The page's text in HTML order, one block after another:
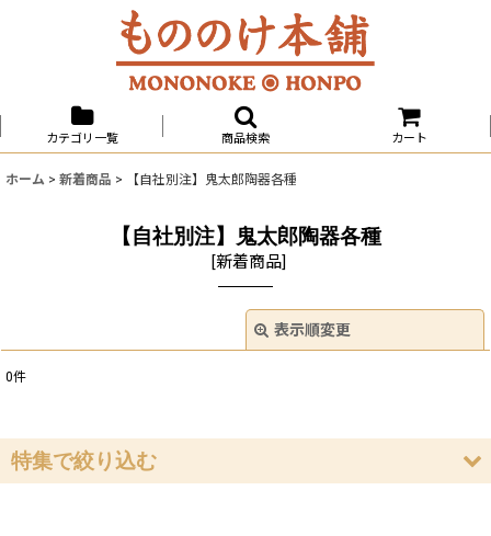
カテゴリ一覧 商品検索 カート
ホーム > 新着商品 > 【自社別注】鬼太郎陶器各種
【自社別注】鬼太郎陶器各種
[新着商品]
表示順変更
並び順:
0件
特集で絞り込む